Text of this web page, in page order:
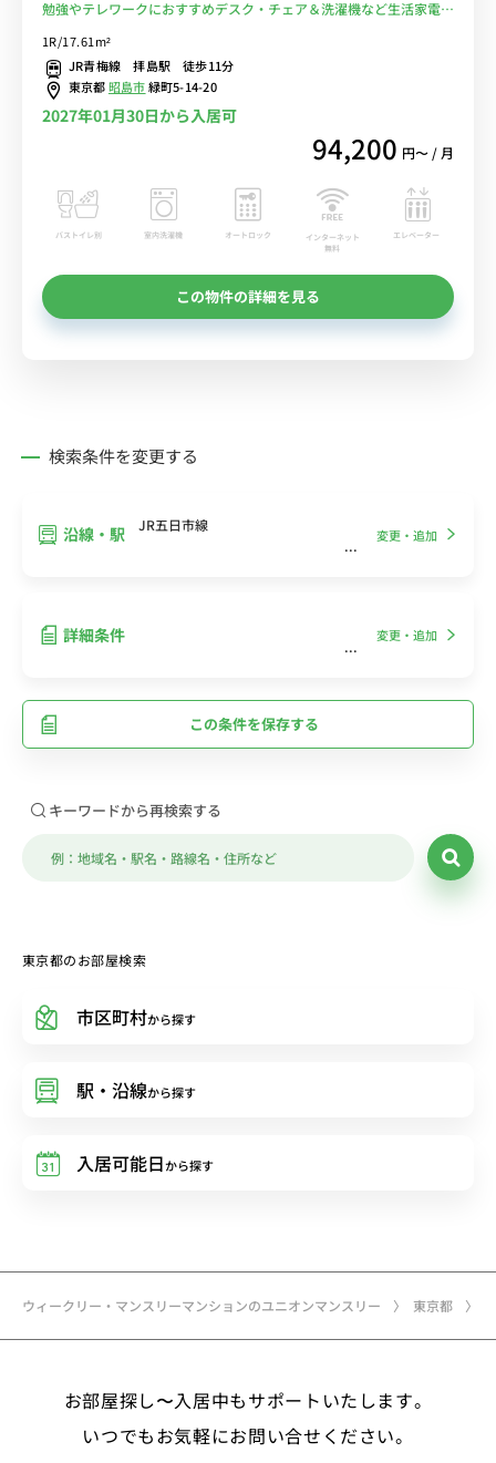
ウィークリー・マンスリーマンションのユニオンマンスリー 東京都
勉強やテレワークにおすすめデスク・チェア＆洗濯機など生活家電の
Wi-Fi格安レンタル中！
1R/17.61m²
JR青梅線 拝島駅 徒歩11分
東京都昭島市緑町5-14-20
2027年01月30日から入居可
94,200 円〜 / 月
バストイレ別 室内洗濯機 オートロック
インターネット
無料
エレベーター
この物件の詳細を見る
検索条件を変更する
沿線・駅 JR五日市線
変更・追加
詳細条件 変更・追加
この条件を保存する
キーワードから再検索する
東京都のお部屋検索
市区町村から探す
駅・沿線から探す
入居可能日から探す
お部屋探し〜入居中もサポートいたします。
いつでもお気軽にお問い合せください。